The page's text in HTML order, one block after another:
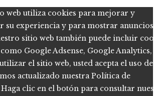
web utiliza cookies para mejorar y
su experiencia y para mostrar anuncios
sitio web también puede incluir
Google Adsense, Google Analytics,
el sitio web, usted acepta el uso de
actualizado nuestra Política de
clic en el botón para consultar